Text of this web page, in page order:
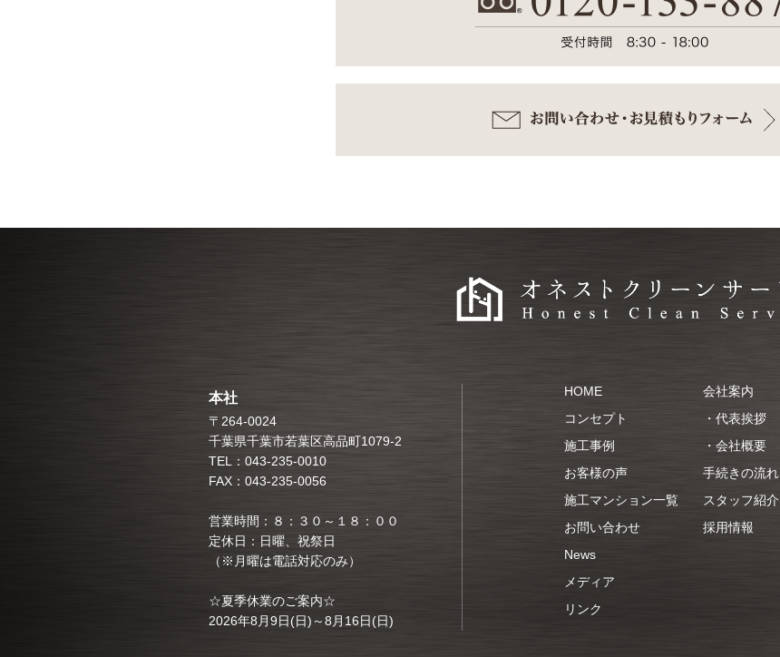
本社
〒264-0024
千葉県千葉市若葉区高品町1079-2
TEL：043-235-0010
FAX：043-235-0056
営業時間：８：３０～１８：００
定休日：日曜、祝祭日
（※月曜は電話対応のみ）
☆夏季休業のご案内☆
2026年8月9日(日)～8月16日(日)
HOME
コンセプト
施工事例
お客様の声
施工マンション一覧
お問い合わせ
News
メディア
リンク
会社案内
・ 代表挨拶
・ 会社概要
手続きの流れ
スタッフ紹介
採用情報